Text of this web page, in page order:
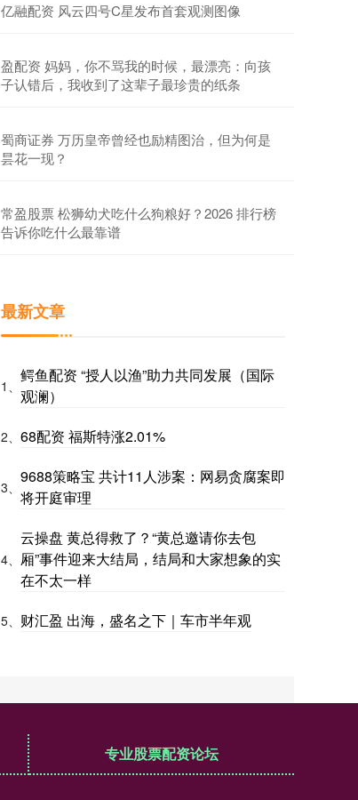
亿融配资 风云四号C星发布首套观测图像
盈配资 妈妈，你不骂我的时候，最漂亮：向孩
子认错后，我收到了这辈子最珍贵的纸条
蜀商证券 万历皇帝曾经也励精图治，但为何是
昙花一现？
常盈股票 松狮幼犬吃什么狗粮好？2026 排行榜
告诉你吃什么最靠谱
最新文章
1、
鳄鱼配资 “授人以渔”助力共同发展（国际
观澜）
2、 68配资 福斯特涨2.01%
3、
9688策略宝 共计11人涉案：网易贪腐案即
将开庭审理
4、
云操盘 黄总得救了？“黄总邀请你去包
厢”事件迎来大结局，结局和大家想象的实
在不太一样
5、 财汇盈 出海，盛名之下｜车市半年观
专业股票配资论坛